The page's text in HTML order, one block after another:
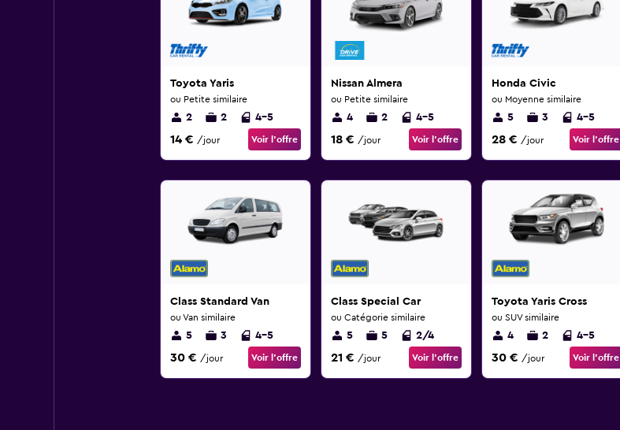
Toyota Yaris
ou Petite similaire
2 2 4-5
14 € /jour Voir l’offre
Nissan Almera
ou Petite similaire
4 2 4-5
18 € /jour Voir l’offre
Honda Civic
ou Moyenne similaire
5 3 4-5
28 € /jour Voir l’offre
Class Standard Van
ou Van similaire
5 3 4-5
30 € /jour Voir l’offre
Class Special Car
ou Catégorie similaire
5 5 2/4
21 € /jour Voir l’offre
Toyota Yaris Cross
ou SUV similaire
4 2 4-5
30 € /jour Voir l’offre